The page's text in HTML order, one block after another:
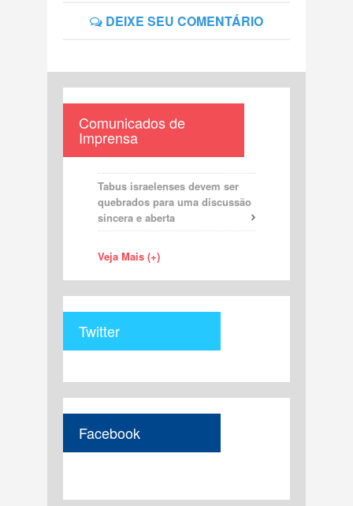
DEIXE SEU COMENTÁRIO
Comunicados de
Imprensa
Tabus israelenses devem ser
quebrados para uma discussão
sincera e aberta
Veja Mais (+)
Twitter
Facebook